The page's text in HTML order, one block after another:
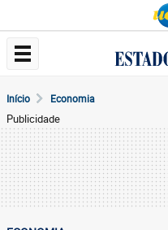
Início Economia
Publicidade